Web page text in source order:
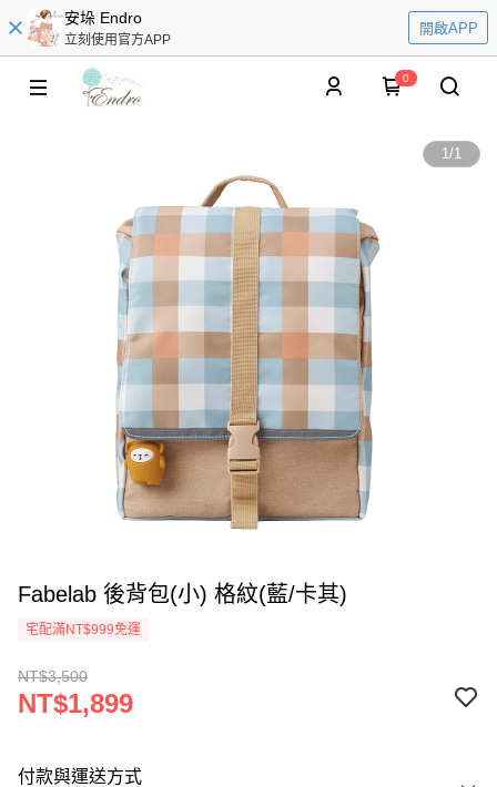
安垛 Endro
立刻使用官方APP
開啟APP
0
1/1
Fabelab 後背包(小) 格紋(藍/卡其)
宅配滿NT$999免運
NT$3,500
NT$1,899
付款與運送方式